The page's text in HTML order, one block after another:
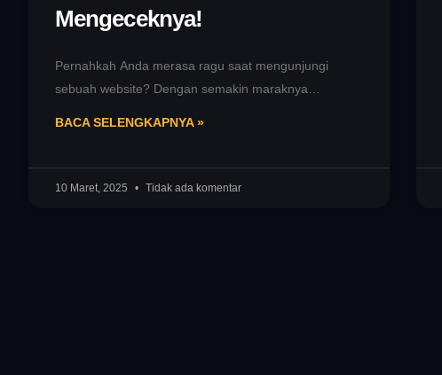
Mengeceknya!
Pernahkah Anda merasa ragu saat mengunjungi
sebuah website? Dengan semakin maraknya
BACA SELENGKAPNYA »
10 Maret, 2025 Tidak ada komentar